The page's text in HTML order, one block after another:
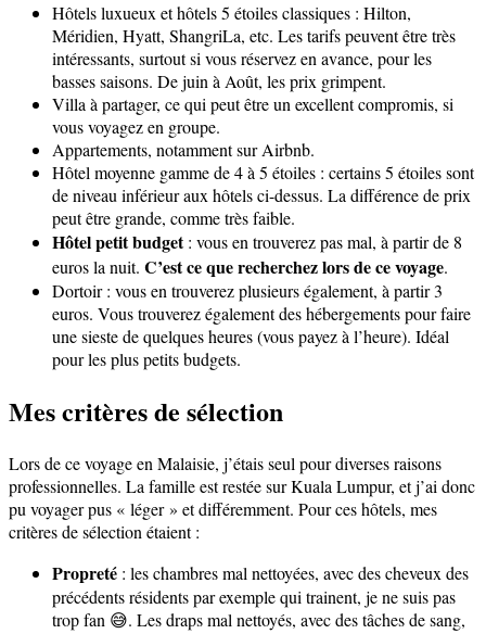
Hôtels luxueux et hôtels 5 étoiles classiques : Hilton,
Méridien, Hyatt, ShangriLa, etc. Les tarifs peuvent être très
intéressants, surtout si vous réservez en avance, pour les
basses saisons. De juin à Août, les prix grimpent.
Villa à partager, ce qui peut être un excellent compromis, si
vous voyagez en groupe.
Appartements, notamment sur Airbnb.
Hôtel moyenne gamme de 4 à 5 étoiles : certains 5 étoiles sont
de niveau inférieur aux hôtels ci-dessus. La différence de prix
peut être grande, comme très faible.
Hôtel petit budget: vous en trouverez pas mal, à partir de 8
euros la nuit. C’est ce que recherchez lors de ce voyage.
Dortoir : vous en trouverez plusieurs également, à partir 3
euros. Vous trouverez également des hébergements pour faire
une sieste de quelques heures (vous payez à l’heure). Idéal
pour les plus petits budgets.
Mes critères de sélection
Lors de ce voyage en Malaisie, j’étais seul pour diverses raisons
professionnelles. La famille est restée sur Kuala Lumpur, et j’ai donc
pu voyager pus « léger » et différemment. Pour ces hôtels, mes
critères de sélection étaient :
Propreté : les chambres mal nettoyées, avec des cheveux des
précédents résidents par exemple qui trainent, je ne suis pas
trop fan 😅. Les draps mal nettoyés, avec des tâches de sang,